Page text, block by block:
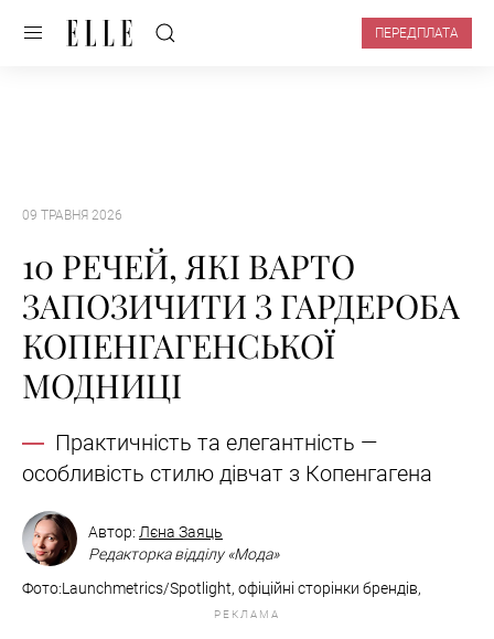
ПЕРЕДПЛАТА
09 ТРАВНЯ 2026
10 РЕЧЕЙ, ЯКІ ВАРТО
ЗАПОЗИЧИТИ З ГАРДЕРОБА
КОПЕНГАГЕНСЬКОЇ
МОДНИЦІ
Практичність та елегантність —
особливість стилю дівчат з Копенгагена
Автор: Лєна Заяць
Редакторка відділу «Мода»
Фото:Launchmetrics/Spotlight, офіційні сторінки брендів,
РЕКЛАМА